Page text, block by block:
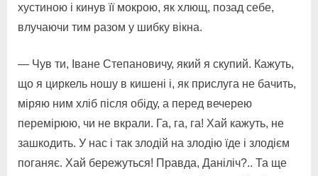
хустиною і кинув її мокрою, як хлющ, позад себе,
влучаючи тим разом у шибку вікна.
— Чув ти, Іване Степановичу, який я скупий. Кажуть,
що я циркель ношу в кишені і, як прислуга не бачить,
міряю ним хліб після обіду, а перед вечерею
перемірюю, чи не вкрали. Га, га, га! Хай кажуть, не
зашкодить. У нас і так злодій на злодію їде і злодієм
поганяє. Хай бережуться! Правда, Даніліч?.. Та ще